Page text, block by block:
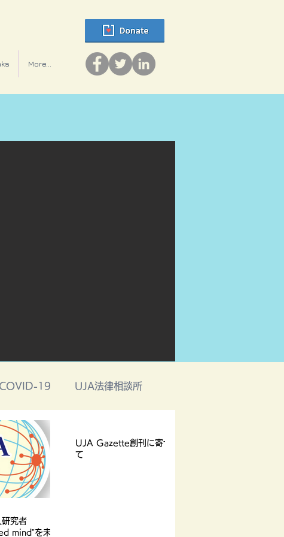
More...
COVID-19 UJA法律相談所
研究者
mind”を未来
UJA Gazette創刊に寄せ
て